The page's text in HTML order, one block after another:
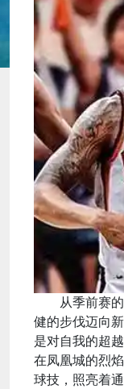
从季前赛
健的步伐迈向
是对自我的超
在凤凰城的烈
球技，照亮着